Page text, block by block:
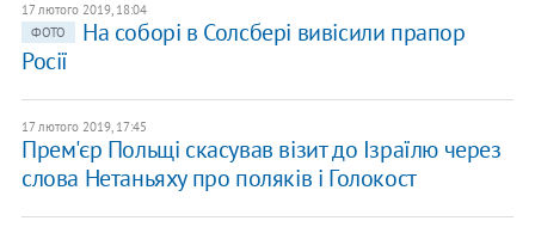
17 лютого 2019, 18:04
ФОТО
На соборі в Солсбері вивісили прапор
Росії
17 лютого 2019, 17:45
Прем'єр Польщі скасував візит до Ізраїлю через
слова Нетаньяху про поляків і Голокост